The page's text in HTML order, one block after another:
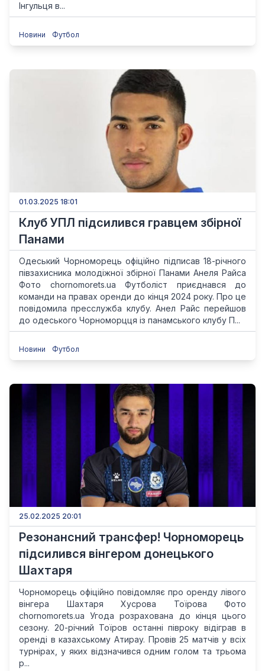
Інгульця в...
Новини Футбол
01.03.2025 18:01
Клуб УПЛ підсилився гравцем збірної
Панами
Одеський Чорноморець офіційно підписав 18-річного
півзахисника молодіжної збірної Панами Анеля Райса
Фото chornomorets.ua Футболіст приєднався до
команди на правах оренди до кінця 2024 року. Про це
повідомила пресслужба клубу. Анел Райс перейшов
до одеського Чорноморцця із панамського клубу П...
Новини Футбол
25.02.2025 20:01
Резонансний трансфер! Чорноморець
підсилився вінгером донецького
Шахтаря
Чорноморець офіційно повідомляє про оренду лівого
вінгера Шахтаря Хусрова Тоїрова Фото
chornomorets.ua Угода розрахована до кінця цього
сезону. 20-річний Тоїров останні півроку відіграв в
оренді в казахському Атирау. Провів 25 матчів у всіх
турнірах, у яких відзначився одним голом та трьома
р...